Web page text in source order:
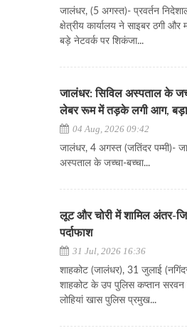
जालंधर, (5 अगस्त)- प्रवर्तन
क्षेत्रीय कार्यालय ने साइबर ठगी और
बड़े नेटवर्क पर शिकंजा...
जालंधर: सिविल अस्पताल के
लेबर रूम में तड़के लगी आग, बड़ा
04 Aug, 2026 09:42
जालंधर, 4 अगस्त (जतिंदर पम्मी)-
अस्पताल के जच्चा-बच्चा...
लूट और चोरी में शामिल अंतर-
पर्दाफाश
31 Jul, 2026 16:36
शाहकोट (जालंधर), 31 जुलाई
शाहकोट के उप पुलिस कप्तान
लोहियां खास पुलिस प्रमुख...